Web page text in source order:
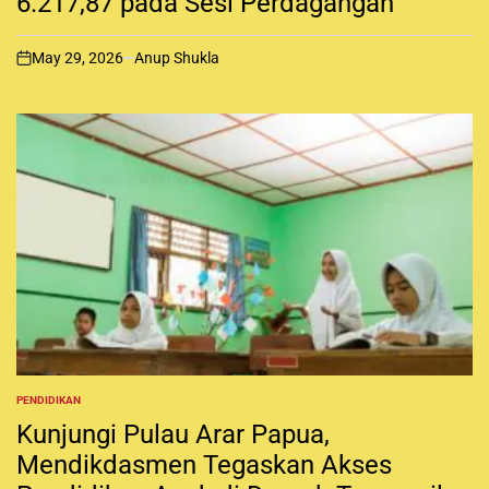
E
N
o
May 29, 2026 Anup Shukla
P
O
S
T
E
PENDIDIKAN
Kunjungi Pulau Arar Papua,
Mendikdasmen Tegaskan Akses